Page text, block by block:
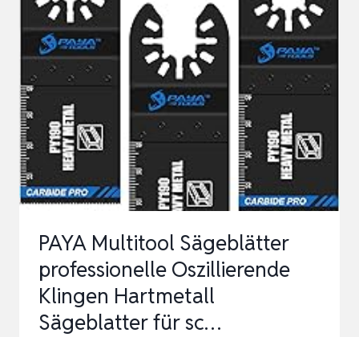
HOLZ
50X32MM
STARLOCK
SÄGEBLÄTTER
FÜR
WERKZEUGLOSEN
PAYA Multitool Sägeblätter
professionelle Oszillierende
Klingen Hartmetall
Sägeblatter für sc…